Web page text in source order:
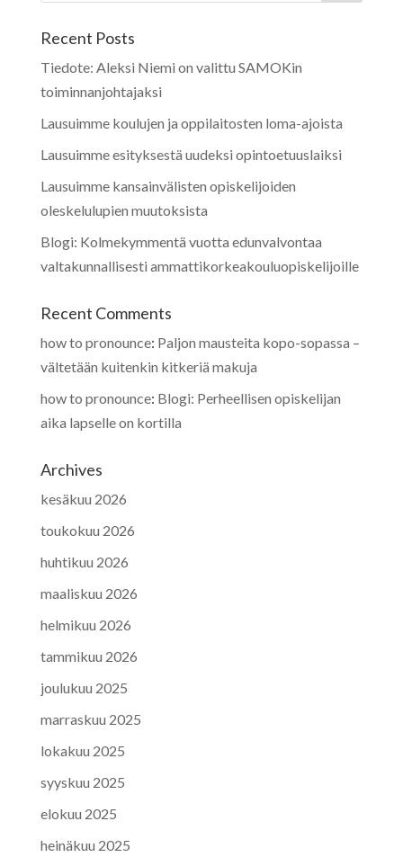
Recent Posts
Tiedote: Aleksi Niemi on valittu SAMOKin
toiminnanjohtajaksi
Lausuimme koulujen ja oppilaitosten loma-ajoista
Lausuimme esityksestä uudeksi opintoetuuslaiksi
Lausuimme kansainvälisten opiskelijoiden
oleskelulupien muutoksista
Blogi: Kolmekymmentä vuotta edunvalvontaa
valtakunnallisesti ammattikorkeakouluopiskelijoille
Recent Comments
how to pronounce: Paljon mausteita kopo-sopassa –
vältetään kuitenkin kitkeriä makuja
how to pronounce: Blogi: Perheellisen opiskelijan
aika lapselle on kortilla
Archives
kesäkuu 2026
toukokuu 2026
huhtikuu 2026
maaliskuu 2026
helmikuu 2026
tammikuu 2026
joulukuu 2025
marraskuu 2025
lokakuu 2025
syyskuu 2025
elokuu 2025
heinäkuu 2025